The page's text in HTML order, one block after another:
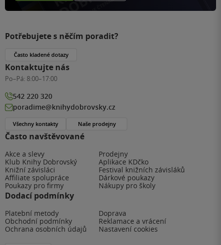
Často navštěvované
Akce a slevy
Prodejny
Klub Knihy Dobrovský
Aplikace KDčko
Knižní závisláci
Festival knižních závisláků
Affiliate spolupráce
Dárkové poukazy
Poukazy pro firmy
Nákupy pro školy
Dodací podmínky
Platební metody
Doprava
Obchodní podmínky
Reklamace a vrácení
Ochrana osobních údajů
Nastavení cookies
Potřebujete s něčím poradit?
Často kladené dotazy
Kontaktujte nás
Po–Pá: 8:00–17:00
542 220 320
poradime@knihydobrovsky.cz
Všechny kontakty Naše prodejny